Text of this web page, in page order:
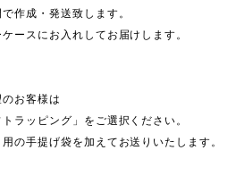
作成・発送致します。
ースにお入れしてお届けします。
お客様は
ラッピング」をご選択ください。
の手提げ袋を加えてお送りいたします。